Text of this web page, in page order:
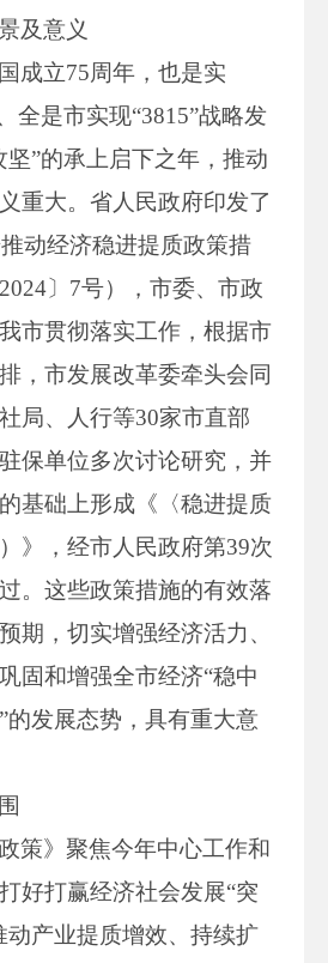
及意义
成立75周年，也是实
全是市实现“3815”战略发
坚”的承上启下之年，推动
重大。省人民政府印发了
推动经济稳进提质政策措
〕7号），市委、市政
市贯彻落实工作，根据市
，市发展改革委牵头会同
局、人行等30家市直部
保单位多次讨论研究，并
基础上形成《〈稳进提质
》，经市人民政府第39次
。这些政策措施的有效落
期，切实增强经济活力、
固和增强全市经济“稳中
的发展态势，具有重大意
策》聚焦今年中心工作和
好打赢经济社会发展“突
动产业提质增效、持续扩